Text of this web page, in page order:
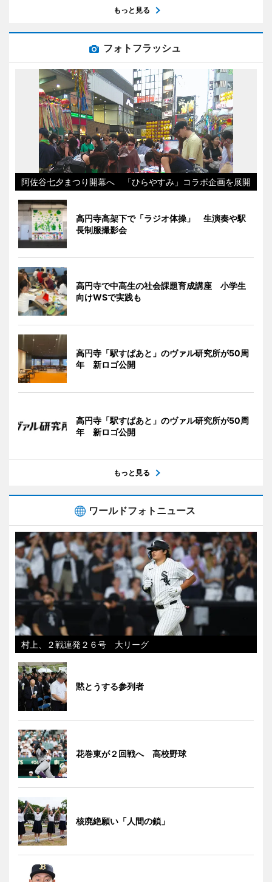
もっと見る
フォトフラッシュ
阿佐谷七夕まつり開幕へ 「ひらやすみ」コラボ企画を展開
高円寺高架下で「ラジオ体操」 生演奏や駅
長制服撮影会
高円寺で中高生の社会課題育成講座 小学生
向けWSで実践も
高円寺「駅すぱあと」のヴァル研究所が50周
年 新ロゴ公開
高円寺「駅すぱあと」のヴァル研究所が50周
年 新ロゴ公開
もっと見る
ワールドフォトニュース
村上、２戦連発２６号 大リーグ
黙とうする参列者
花巻東が２回戦へ 高校野球
核廃絶願い「人間の鎖」